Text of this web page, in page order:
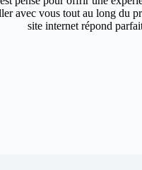
avec vous tout au long du
site internet répond